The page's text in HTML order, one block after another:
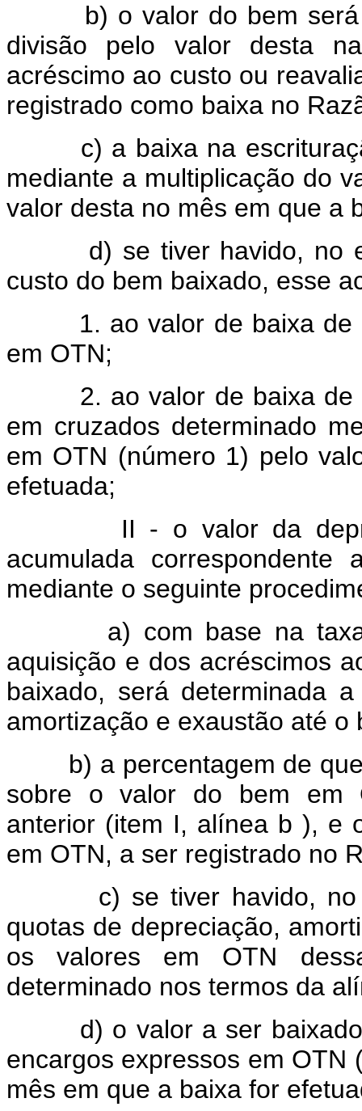
b) o valor do bem será
divisão pelo valor desta
acréscimo ao custo ou
registrado como baixa no
c) a baixa na
mediante a multiplicação do
valor desta no mês em que a
d) se tiver havido, no
custo do bem baixado, esse
1. ao valor de baixa de
em OTN;
2. ao valor de baixa de
em cruzados determinado
em OTN (número 1) pelo
efetuada;
II - o valor da
acumulada
mediante o seguinte
a) com base na taxa
aquisição e dos acréscimos
baixado, será determinada
amortização e exaustão até
b) a percentagem de que
sobre o valor do bem em
anterior (item I, alínea b ), e
em OTN, a ser registrado no
c) se tiver havido, no
quotas de depreciação,
os valores em OTN
determinado nos termos da
d) o valor a ser baixado
encargos expressos em
mês em que a baixa for